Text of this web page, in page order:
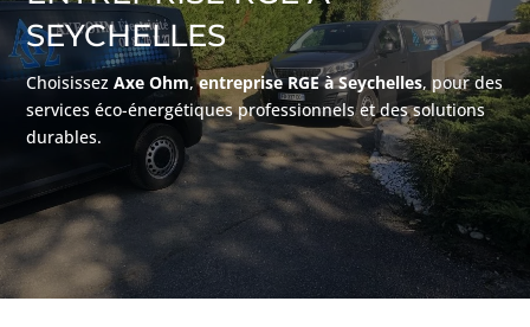
SEYCHELLES
ChoisissezAxe Ohm,entreprise RGE à Seychelles, pour des
services éco-énergétiques professionnels et des solutions
durables.